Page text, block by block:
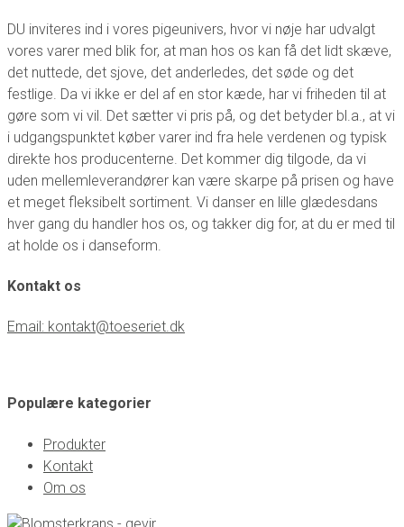
DU inviteres ind i vores pigeunivers, hvor vi nøje har udvalgt
vores varer med blik for, at man hos os kan få det lidt skæve,
det nuttede, det sjove, det anderledes, det søde og det
festlige. Da vi ikke er del af en stor kæde, har vi friheden til at
gøre som vi vil. Det sætter vi pris på, og det betyder bl.a., at vi
i udgangspunktet køber varer ind fra hele verdenen og typisk
direkte hos producenterne. Det kommer dig tilgode, da vi
uden mellemleverandører kan være skarpe på prisen og have
et meget fleksibelt sortiment. Vi danser en lille glædesdans
hver gang du handler hos os, og takker dig for, at du er med til
at holde os i danseform.
Kontakt os
Email: kontakt@toeseriet.dk
Populære kategorier
Produkter
Kontakt
Om os